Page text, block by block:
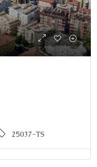
25037-TS